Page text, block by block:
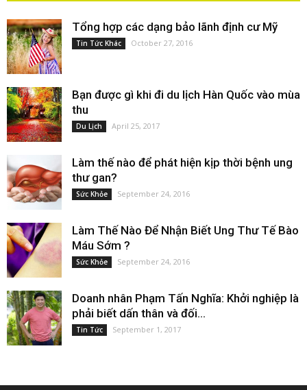
Tổng hợp các dạng bảo lãnh định cư Mỹ
Tin Tức Khác October 27, 2016
Bạn được gì khi đi du lịch Hàn Quốc vào mùa
thu
Du Lịch April 25, 2017
Làm thế nào để phát hiện kịp thời bệnh ung
thư gan?
Sức Khỏe September 24, 2016
Làm Thế Nào Để Nhận Biết Ung Thư Tế Bào
Máu Sớm ?
Sức Khỏe September 24, 2016
Doanh nhân Phạm Tấn Nghĩa: Khởi nghiệp là
phải biết dấn thân và đối...
Tin Tức September 1, 2017